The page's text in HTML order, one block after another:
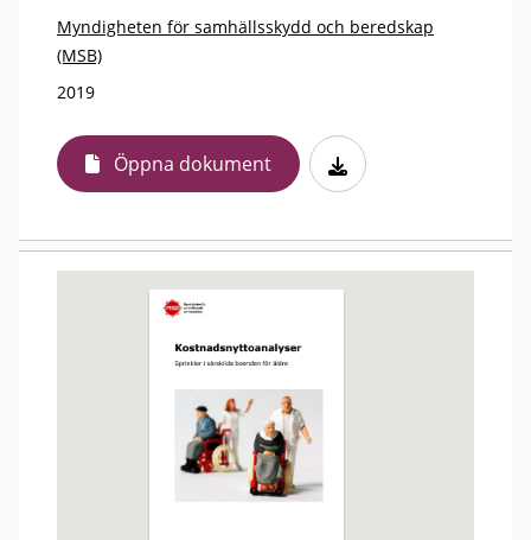
Myndigheten för samhällsskydd och beredskap
(MSB)
2019
Öppna dokument